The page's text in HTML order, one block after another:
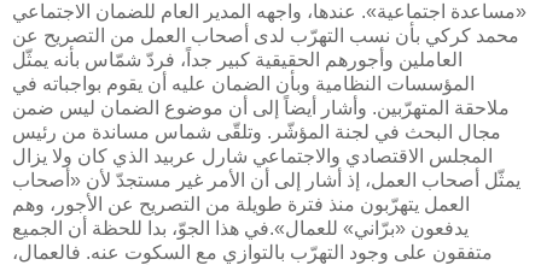
«مساعدة اجتماعية». عندها، واجهه المدير العام للضمان الاجتماعي
محمد كركي بأن نسب التهرّب لدى أصحاب العمل من التصريح عن
العاملين وأجورهم الحقيقية كبير جداً، فردّ شمّاس بأنه يمثّل
المؤسسات النظامية وبأن الضمان عليه أن يقوم بواجباته في
ملاحقة المتهرّبين. وأشار أيضاً إلى أن موضوع الضمان ليس ضمن
مجال البحث في لجنة المؤشّر. وتلقّى شماس مساندة من رئيس
المجلس الاقتصادي والاجتماعي شارل عربيد الذي كان ولا يزال
يمثّل أصحاب العمل، إذ أشار إلى أن الأمر غير مستجدّ لأن «أصحاب
العمل يتهرّبون منذ فترة طويلة من التصريح عن الأجور، وهم
يدفعون «برّاني» للعمال».في هذا الجوّ، بدا للحظة أن الجميع
متفقون على وجود التهرّب بالتوازي مع السكوت عنه. فالعمال،